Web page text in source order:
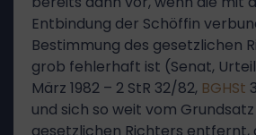
Entbindung der Schöffin
Bestimmung des gesetzlichen
grob fehlerhaft ist (Senat,
März 1982 – 2 StR 32/82, BGHSt
und sich so weit vom